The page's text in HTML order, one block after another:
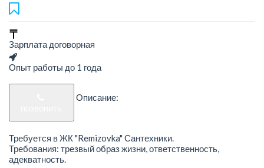
Зарплата договорная
Опыт работы до 1 года
Описание:
Требуется в ЖК "Remizovka" Сантехники.
Требования: трезвый образ жизни, ответственность,
адекватность.